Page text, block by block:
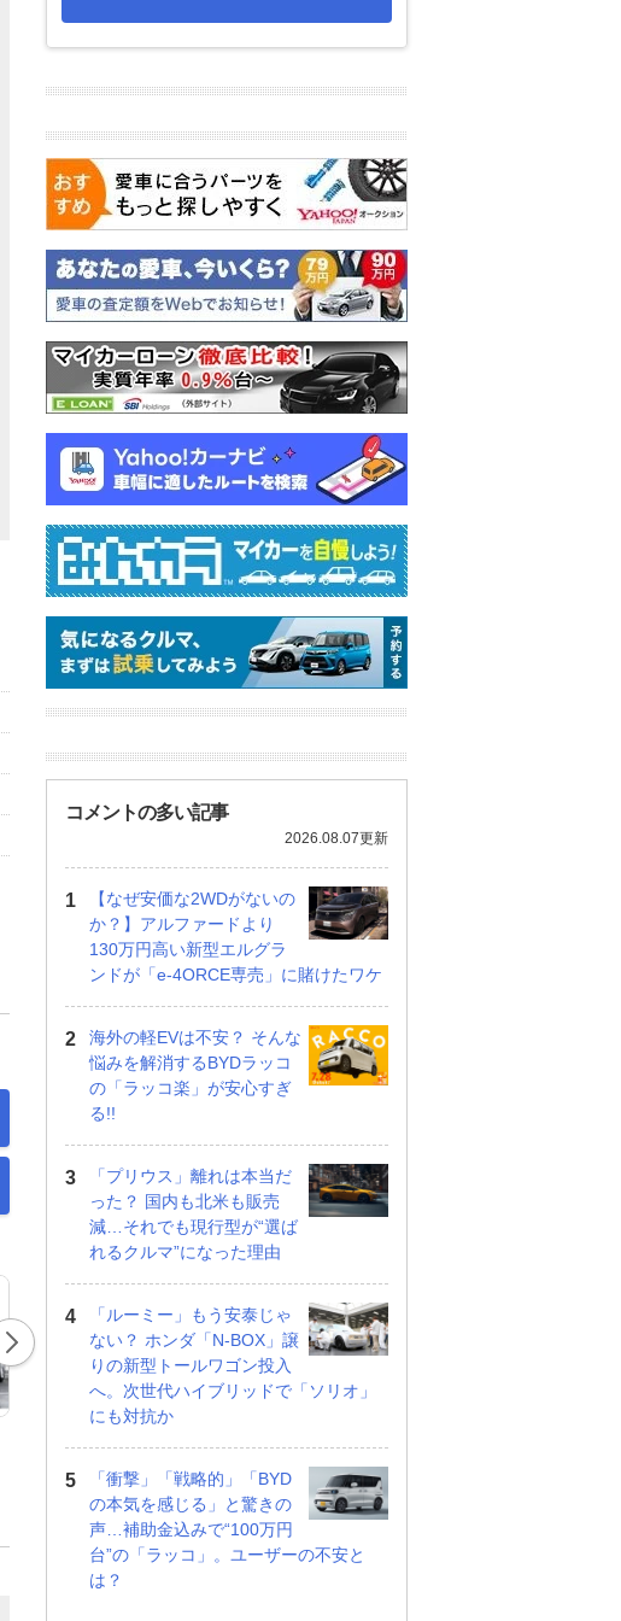
ロータス エヴォーラ エ
ヴォーラ
支払総額
万円
898.0万円
コメントの多い記事
2026.08.07更新
【なぜ安価な2WDがないの
か？】アルファードより
130万円高い新型エルグラ
ンドが「e-4ORCE専売」に賭けたワケ
海外の軽EVは不安？ そんな
悩みを解消するBYDラッコ
の「ラッコ楽」が安心すぎ
る!!
「プリウス」離れは本当だ
った？ 国内も北米も販売
減…それでも現行型が“選ば
れるクルマ”になった理由
「ルーミー」もう安泰じゃ
ない？ ホンダ「N-BOX」譲
りの新型トールワゴン投入
へ。次世代ハイブリッドで「ソリオ」
にも対抗か
「衝撃」「戦略的」「BYD
の本気を感じる」と驚きの
声…補助金込みで“100万円
台”の「ラッコ」。ユーザーの不安と
は？